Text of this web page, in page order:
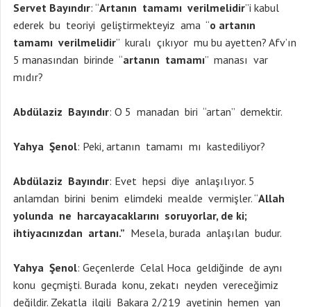
Servet Bayındır: “Artanın tamamı verilmelidir”i kabul
ederek bu teoriyi geliştirmekteyiz ama “o artanın
tamamı verilmelidir” kuralı çıkıyor mu bu ayetten? Afv’ın
5 manasından birinde “artanın tamamı” manası var
mıdır?
Abdülaziz Bayındır: O 5 manadan biri “artan” demektir.
Yahya Şenol: Peki, artanın tamamı mı kastediliyor?
Abdülaziz Bayındır: Evet hepsi diye anlaşılıyor. 5
anlamdan birini benim elimdeki mealde vermişler. “Allah
yolunda ne harcayacaklarını soruyorlar, de ki;
ihtiyacınızdan artanı.” Mesela, burada anlaşılan budur.
Yahya Şenol: Geçenlerde Celal Hoca geldiğinde de aynı
konu geçmişti. Burada konu, zekatı neyden vereceğimiz
değildir. Zekatla ilgili Bakara 2/219 ayetinin hemen yan